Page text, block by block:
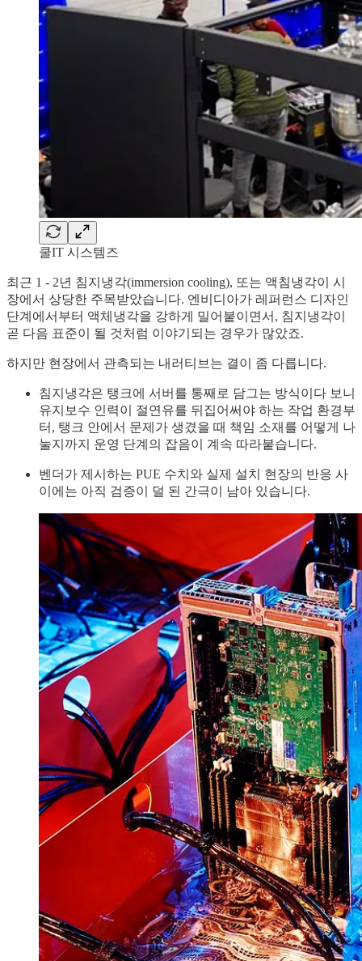
쿨IT 시스템즈
최근 1 - 2년 침지냉각(immersion cooling), 또는 액침냉각이 시
장에서 상당한 주목받았습니다. 엔비디아가 레퍼런스 디자인
단계에서부터 액체냉각을 강하게 밀어붙이면서, 침지냉각이
곧 다음 표준이 될 것처럼 이야기되는 경우가 많았죠.
하지만 현장에서 관측되는 내러티브는 결이 좀 다릅니다.
침지냉각은 탱크에 서버를 통째로 담그는 방식이다 보니
유지보수 인력이 절연유를 뒤집어써야 하는 작업 환경부
터, 탱크 안에서 문제가 생겼을 때 책임 소재를 어떻게 나
눌지까지 운영 단계의 잡음이 계속 따라붙습니다.
벤더가 제시하는 PUE 수치와 실제 설치 현장의 반응 사
이에는 아직 검증이 덜 된 간극이 남아 있습니다.